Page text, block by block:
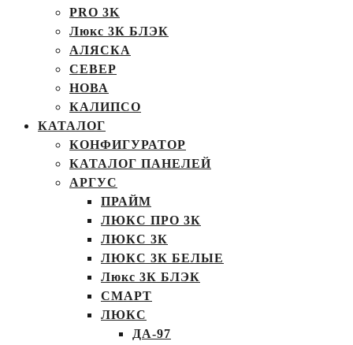
PRO 3K
Люкс 3К БЛЭК
АЛЯСКА
СЕВЕР
НОВА
КАЛИПСО
КАТАЛОГ
КОНФИГУРАТОР
КАТАЛОГ ПАНЕЛЕЙ
АРГУС
ПРАЙМ
ЛЮКС ПРО 3К
ЛЮКС 3К
ЛЮКС 3К БЕЛЫЕ
Люкс 3К БЛЭК
СМАРТ
ЛЮКС
ДА-97